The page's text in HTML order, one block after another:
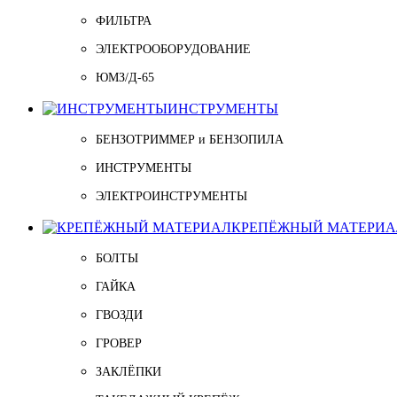
ФИЛЬТРА
ЭЛЕКТРООБОРУДОВАНИЕ
ЮМЗ/Д-65
ИНСТРУМЕНТЫ
БЕНЗОТРИММЕР и БЕНЗОПИЛА
ИНСТРУМЕНТЫ
ЭЛЕКТРОИНСТРУМЕНТЫ
КРЕПЁЖНЫЙ
БОЛТЫ
ГАЙКА
ГВОЗДИ
ГРОВЕР
ЗАКЛЁПКИ